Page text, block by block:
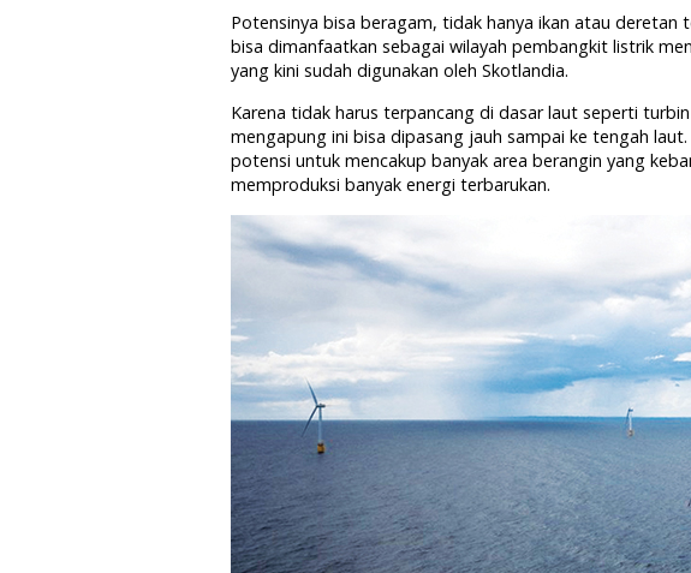
Potensinya bisa beragam, tidak hanya ikan atau deretan
bisa dimanfaatkan sebagai wilayah pembangkit listrik
yang kini sudah digunakan oleh Skotlandia.
Karena tidak harus terpancang di dasar laut seperti
mengapung ini bisa dipasang jauh sampai ke tengah
potensi untuk mencakup banyak area berangin yang
memproduksi banyak energi terbarukan.